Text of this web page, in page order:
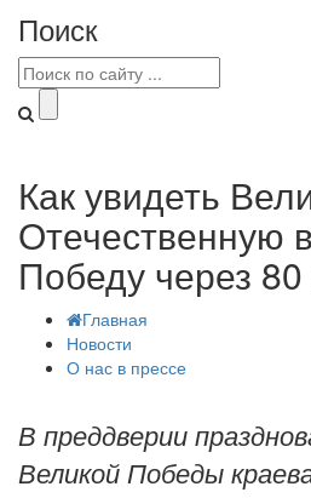
Поиск
Как увидеть
Отечественную
Победу через 80
Главная
Новости
О нас в прессе
В преддверии
Великой Победы